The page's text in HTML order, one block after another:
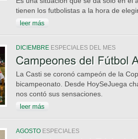
tienen los futbolistas a la hora de
leer más
DICIEMBRE ESPECIALES DEL MES
La Casti se coronó campeón de la
bicampeonato. Desde HoySeJuega
nos contó sus sensaciones.
leer más
AGOSTO ESPECIALES